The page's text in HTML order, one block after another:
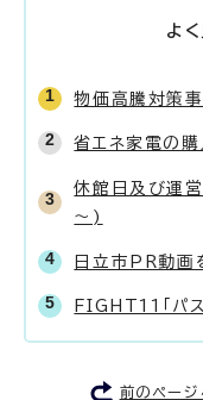
よ
物価高騰対策
省エネ家電の
休館日及び運
～)
日立市PR動画
FIGHT11「パス
前のページ